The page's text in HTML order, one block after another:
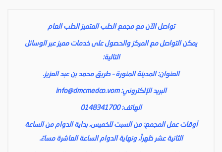
تواصل الآن مع مجمع الطب المتميز الطب العام
يمكن التواصل مع المركز والحصول على خدمات مميز عبر الوسائل
التالية:
العنوان: المدينة المنورة – طريق محمد بن عبد العزيز.
البريد الإلكتروني:info@dmcmedco.vom
الهاتف: 0148341700
أوقات عمل المجمع: من السبت للخميس، بداية الدوام من الساعة
الثانية عشر ظهراً، ونهاية الدوام الساعة العاشرة مساءً.